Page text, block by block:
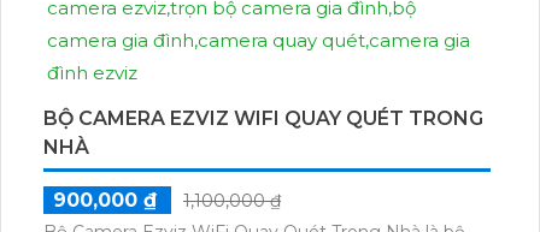
BỘ CAMERA EZVIZ WIFI QUAY QUÉT TRONG
NHÀ
900,000 ₫
1,100,000 ₫